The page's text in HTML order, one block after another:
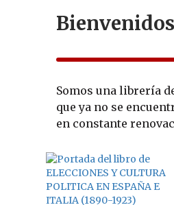
Somos una librería
que ya no se
en constante